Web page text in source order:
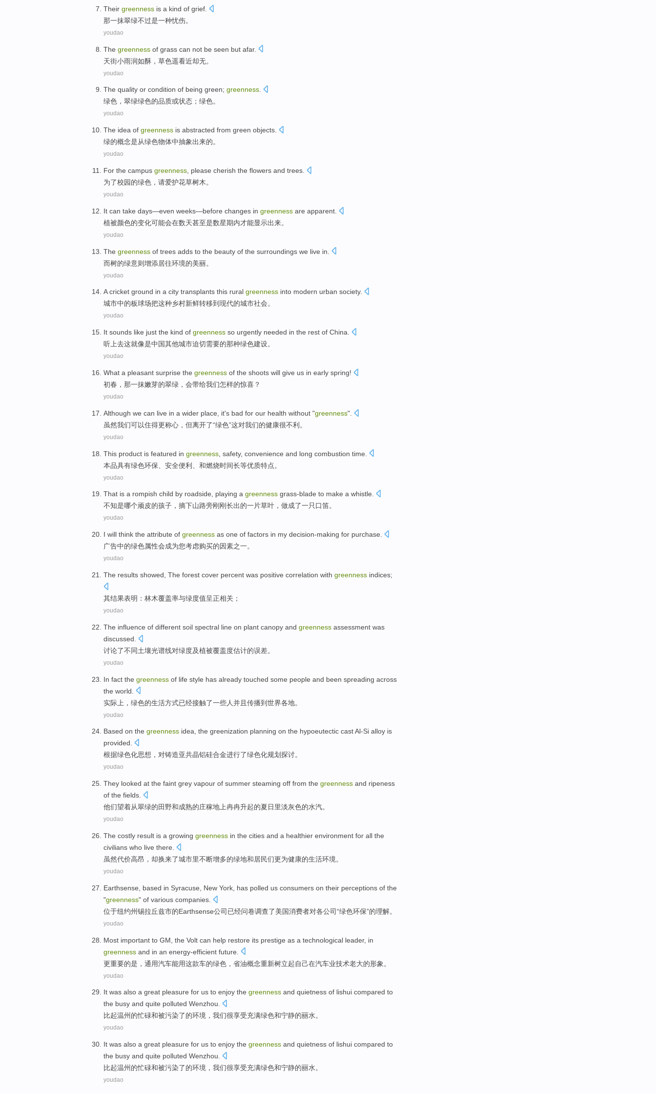
Their greenness is a kind of grief
那一抹翠绿不过是一种忧伤。
youdao
The greenness of grass can not be seen but afar.
天街小雨润如酥， 草色遥看近却无。
youdao
The quality or condition of being green; greenness.
绿色 ，翠绿绿色的品质或状态 ； 绿色。
youdao
The idea of greenness is abstracted from green objects
绿的概念是从绿色物体中抽象出来的。
youdao
For the campus greenness please cherish the flowers and trees
为了校园的绿色 ， 请爱护花草树木。
youdao
It can take days—even weeks—before changes in greenness are apparent
植被颜色的变化可能会在数天甚至是数星期内才能显示出来。
youdao
The greenness of trees adds to the beauty of the surroundings we live in.
而树的绿意则增添居往环境的美丽。
youdao
Acricket ground in a city transplants this rural greenness into modern urban society.
城市中的板球场把这种乡村新鲜转移到现代的城市社会。
youdao
It sounds like just the kind of greenness so urgently needed in the rest of China
听 上去这就像是中国其他城市迫切需要的那种绿色建设。
youdao
What a pleasant surprise the greenness of the shoots will give us in early spring!
初春 ，那一抹嫩芽的翠绿 ， 会带给我们怎样的惊喜 ？
youdao
Although we can live in a wider place, it's bad for our health without "greenness".
虽然我们可以住得更称心，但离开了“绿色”这对我们的健康很不利。
youdao
This product is featured in greenness safety, convenience and long combustion time
本品具有绿色环保、 安全便利 和燃烧时间长等优质特点。
youdao
That is a rompish child by roadside, playing a greenness grass-blade to make a whistle.
不知是哪个顽皮的孩子 ， 摘下山路旁刚刚长出的一片草叶， 做成了一只口笛。
youdao
I will think the attribute of greenness as one of factors in my decision-making for purchase
广告中的绿色属性会成为您考虑购买的因素之一。
youdao
The results showed The forest cover percent was positive correlation with greenness indices;
其结果表明 ： 林木覆盖率与绿度值呈正相关；
youdao
The influence of different soil spectral line on plant canopy and greenness assessment was
discussed
讨论了不同土壤光谱线对绿度及植被覆盖度估计的误差。
youdao
In fact the greenness of life style has already touched some people and been spreading across
the world
实际上 ， 绿色的生活方式已经接触了一些人 并且传播到世界各地。
youdao
Based on the greenness idea, the greenization planning on the hypoeutectic castAl-Si alloy is
provided.
根据绿色化思想 ， 对铸造亚共晶铝硅合金进行了绿色化规划探讨。
youdao
They looked at the faint grey vapour of summer steaming off from the greenness and ripeness
of the fields
他们望着从翠绿的田野和成熟的庄稼地上冉冉升起的夏日里淡灰色的水汽。
youdao
The costly result is a growing greenness in the cities and a healthier environment for all the
civilians who live there.
虽然代价高昂，却换来了城市里不断增多的绿地和居民们更为健康的生活环境。
youdao
Earthsense , based in Syracuse , New York, has polled us consumers on their perceptions of the
"greenness" of various companies
位于纽约州锡拉丘兹市的Earthsense公司 已经问卷调查了美国消费者对各公司“绿色环保”的理解。
youdao
Most important to GM the Volt can help restore its prestige as a technological leader, in
greenness and in an energy-efficient future.
更重要的是， 通用汽车能用这款车的绿色 ， 省油概念重新树立起自己在汽车业技术老大的形象。
youdao
It was also a great pleasure for us to enjoy the greenness and quietness of lishui compared to
the busy and quite polluted Wenzhou.
比起温州 的忙碌和被污染了的环境， 我们很享受充满绿色和宁静的丽水。
youdao
It was also a great pleasure for us to enjoy the greenness and quietness of lishui compared to
the busy and quite polluted Wenzhou
比起温州 的忙碌和被污染了的环境， 我们很享受充满绿色和宁静的丽水。
youdao